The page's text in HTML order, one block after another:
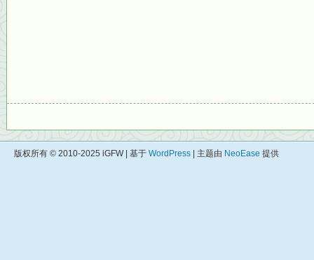
版权所有 © 2010-2025 iGFW | 基于 WordPress | 主题由 NeoEase 提供